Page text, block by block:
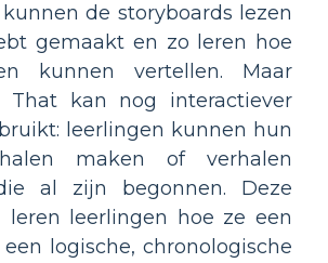
de storyboards lezen
gemaakt en zo leren hoe
kunnen vertellen. Maar
That kan nog interactiever
leerlingen kunnen hun
maken of verhalen
al zijn begonnen. Deze
leren leerlingen hoe ze een
logische, chronologische